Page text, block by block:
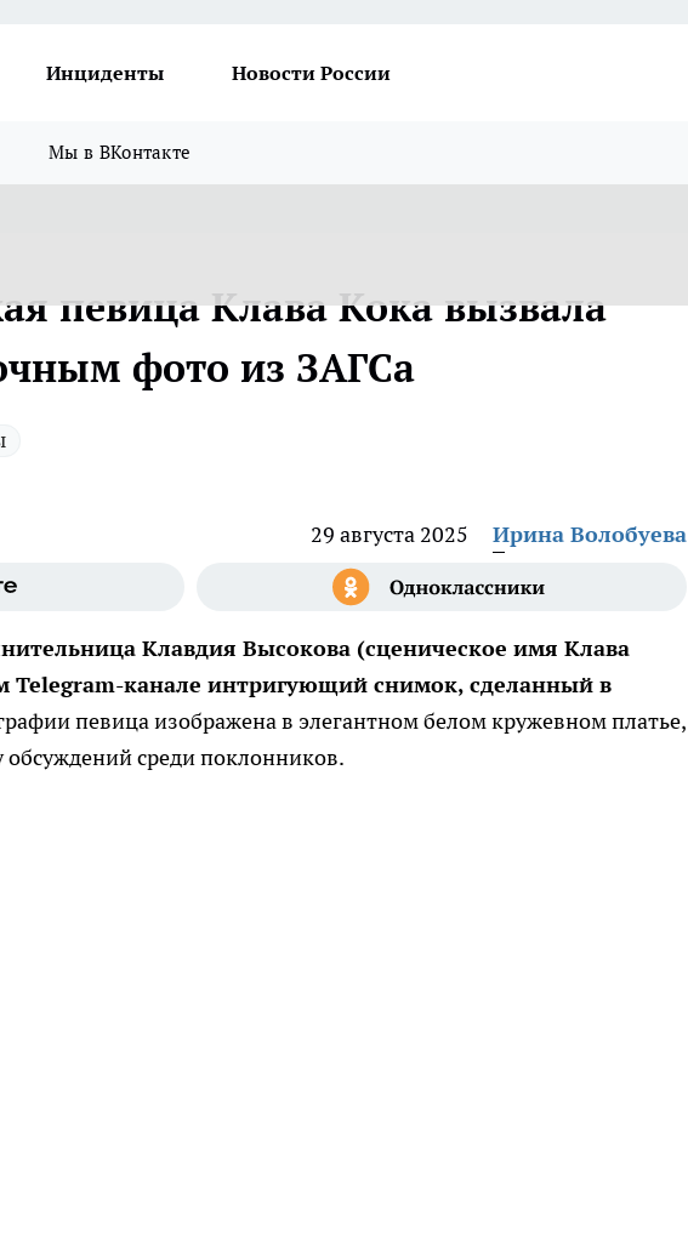
Инциденты Новости России
Мы в ВКонтакте
певица Клава Кока вызвала
фото из ЗАГСа
29 августа 2025 Ирина Волобуева
Клавдия Высокова (сценическое имя Клава
Telegram-канале интригующий снимок, сделанный в
певица изображена в элегантном белом кружевном платье,
среди поклонников.